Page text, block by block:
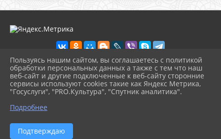
2026 г. cbskuban.apskult.ru
Вход
Карта сайта
Политика обработки персональных данных
Сделано на KubCMS
Разработка и поддержка
Пользуясь нашим сайтом, вы соглашаетесь с политикой
обработки персональных данных а также с тем что наш
веб-сайт и другие подключенные к веб-сайту сторонние
сервисы используют cookies такие как Яндекс Метрика,
"Госуслуги", "PRO.Культура", "Спутник аналитика".
Подробнее
Подтверждаю